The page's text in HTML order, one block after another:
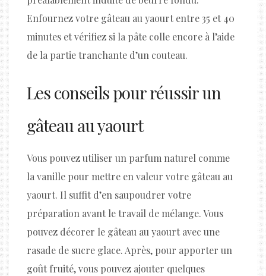
Enfournez votre gâteau au yaourt entre 35 et 40
minutes et vérifiez si la pâte colle encore à l’aide
de la partie tranchante d’un couteau.
Les conseils pour réussir un
gâteau au yaourt
Vous pouvez utiliser un parfum naturel comme
la vanille pour mettre en valeur votre gâteau au
yaourt. Il suffit d’en saupoudrer votre
préparation avant le travail de mélange. Vous
pouvez décorer le gâteau au yaourt avec une
rasade de sucre glace. Après, pour apporter un
goût fruité, vous pouvez ajouter quelques